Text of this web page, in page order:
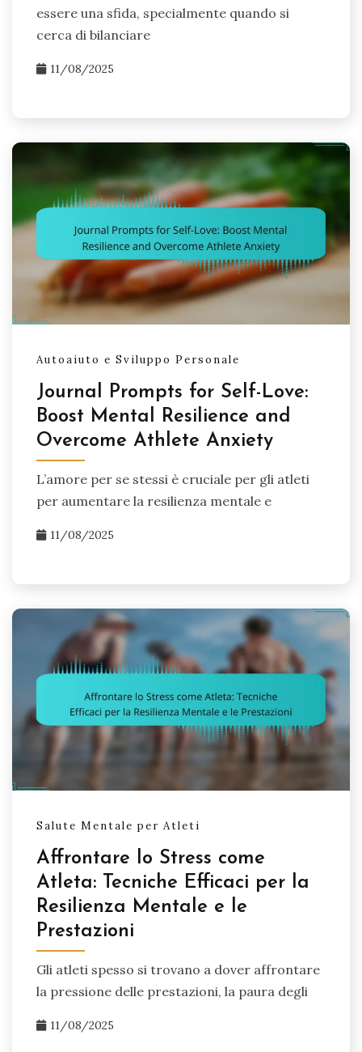
e l'ansia, ma anche prosperare nel tuo sport.
essere una sfida, specialmente quando si
cerca di bilanciare
11/08/2025
Autoaiuto e Sviluppo Personale
Journal Prompts for Self-Love:
Boost Mental Resilience and
Overcome Athlete Anxiety
L’amore per se stessi è cruciale per gli atleti
per aumentare la resilienza mentale e
11/08/2025
Salute Mentale per Atleti
Affrontare lo Stress come
Atleta: Tecniche Efficaci per la
Resilienza Mentale e le
Prestazioni
Gli atleti spesso si trovano a dover affrontare
la pressione delle prestazioni, la paura degli
11/08/2025